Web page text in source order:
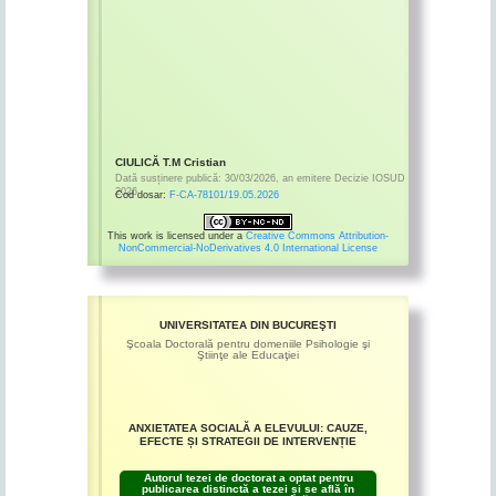
CIULICĂ T.M Cristian
Dată susținere publică: 30/03/2026, an emitere Decizie IOSUD
2026
Cod dosar: F-CA-78101/19.05.2026
This work is licensed under a Creative Commons Attribution-
NonCommercial-NoDerivatives 4.0 International License
UNIVERSITATEA DIN BUCUREŞTI
Şcoala Doctorală pentru domeniile Psihologie şi
Ştiinţe ale Educaţiei
ANXIETATEA SOCIALĂ A ELEVULUI: CAUZE,
EFECTE ȘI STRATEGII DE INTERVENȚIE
Autorul tezei de doctorat a optat pentru
publicarea distinctă a tezei și se află în